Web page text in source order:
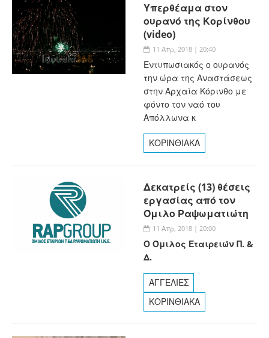
Υπερθέαμα στον
ουρανό της Κορίνθου
(video)
11 Απρ, 2018 | 20:40
Εντυπωσιακός ο ουρανός
την ώρα της Αναστάσεως
στην Αρχαία Κόρινθο με
φόντο τον ναό του
Απόλλωνα κ
ΚΟΡΙΝΘΙΑΚΑ
Δεκατρείς (13) θέσεις
εργασίας από τον
Όμιλο Ραψωματιώτη
11 Απρ, 2018 | 20:00
Ο Όμιλος Εταιρειών Π. &
Δ.
ΑΓΓΕΛΙΕΣ
ΚΟΡΙΝΘΙΑΚΑ